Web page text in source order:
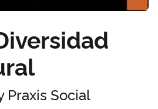
Praxis Social